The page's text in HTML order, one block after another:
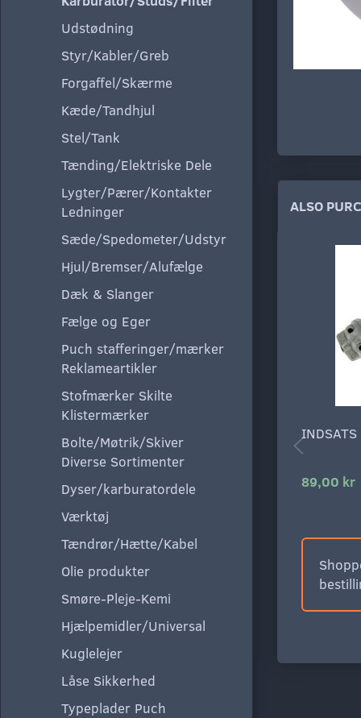
Udstødning
Styr/Kabler/Greb
Forgaffel/Skærme
Kæde/Tandhjul
Stel/Tank
Tænding/Elektriske Dele
Lygter/Pærer/Kontakter
Ledninger
Sæde/Spedometer/Udstyr
Hjul/Bremser/Alufælge
Dæk & Slanger
Fælge og Eger
Puch stafferinger/mærker
Reklameartikler
Stofmærker Skilte
Klistermærker
Bolte/Møtrik/Skiver
Diverse Sortimenter
Dyser/karburatordele
Værktøj
Tændrør/Hætte/Kabel
Olie produkter
Smøre-Pleje-Kemi
Hjælpemidler/Universal
Kuglelejer
Låse Sikkerhed
Typeplader Puch
ALSO
89,00 kr